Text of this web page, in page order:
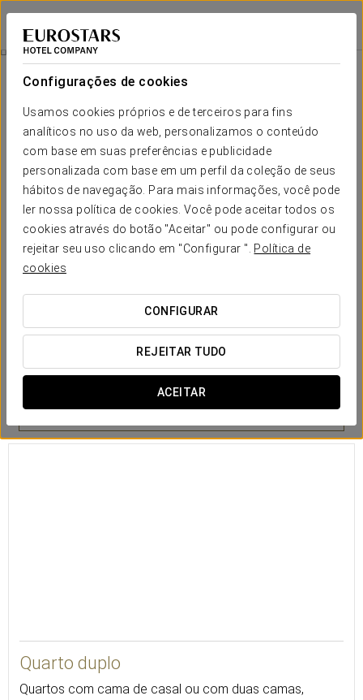
Configurações de cookies
Usamos cookies próprios e de terceiros para fins
analíticos no uso da web, personalizamos o conteúdo
com base em suas preferências e publicidade
personalizada com base em um perfil da coleção de seus
hábitos de navegação. Para mais informações, você pode
ler nossa política de cookies. Você pode aceitar todos os
cookies através do botão "Aceitar" ou pode configurar ou
rejeitar seu uso clicando em "Configurar ". Política de
cookies
CONFIGURAR
REJEITAR TUDO
ACEITAR
Eurostars Gran Madrid
MADRID - ALCOBENDAS
Quartos
Quartos
O conforto e descanso que necessita
O Hotel Eurostars Gran Madrid dispõe de 100 quartos
espaçosos e luminosos, com uma decoração muito atual e
dotados de todas as funcionalidades para as pessoas que
viajam em negócios, com secretária, ligação Wi-Fi gratuita e
duche com hidromassagem. Há 3 junior suites que dispõem de
uma sala de estar onde é possível celebrar pequenos eventos
empresariais.
Quartos
Cofre Secretária Minibar
Quarto duplo
Quartos com cama de casal ou com duas camas,